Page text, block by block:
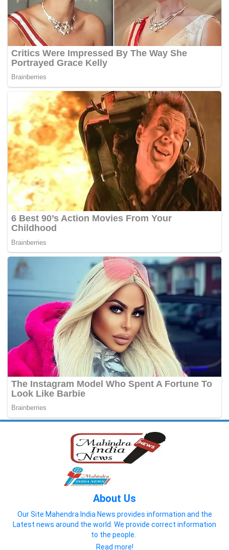
About Us
Our Site Mahendra India News provides information and the
Latest news around the world. We provide correct information
to the people.
Read more!